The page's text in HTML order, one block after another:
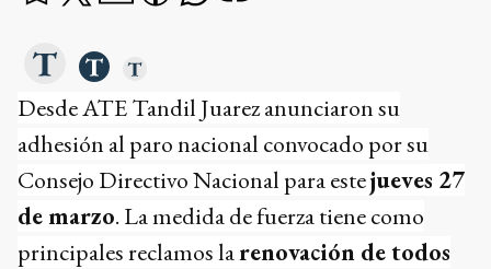
Desde ATE Tandil Juarez anunciaron su
adhesión al paro nacional convocado por su
Consejo Directivo Nacional para estejueves 27
de marzo. La medida de fuerza tiene como
principales reclamos larenovación de todos